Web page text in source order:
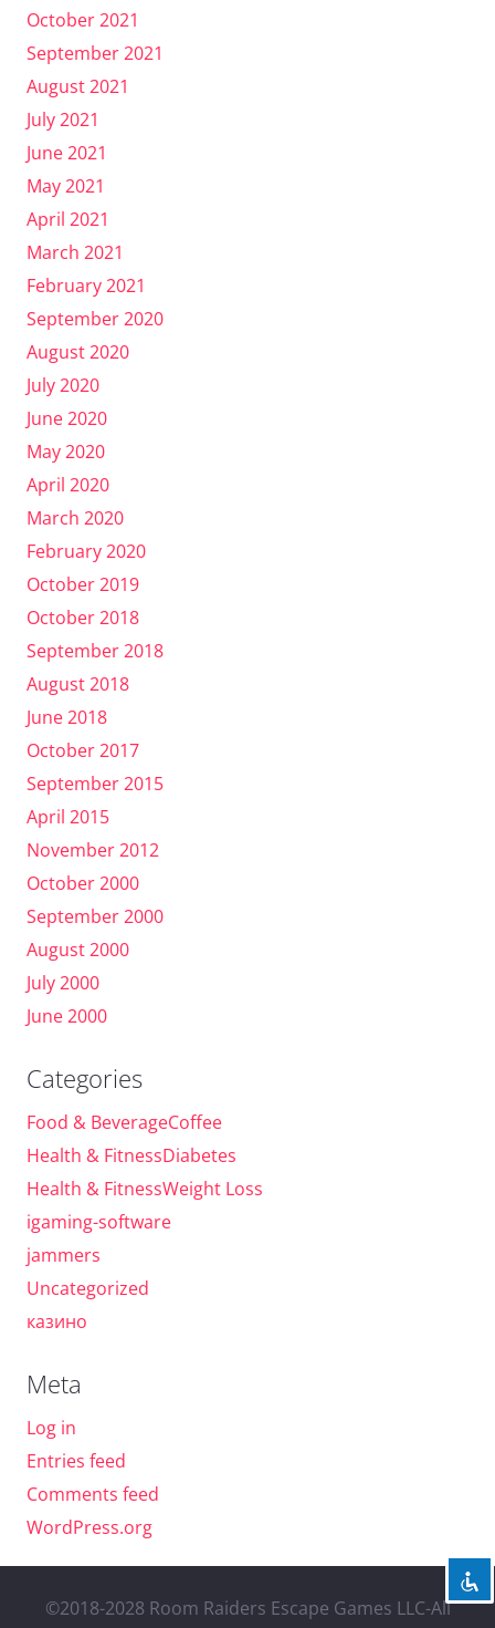
October 2021
September 2021
August 2021
July 2021
June 2021
May 2021
April 2021
March 2021
February 2021
September 2020
August 2020
July 2020
June 2020
May 2020
April 2020
March 2020
February 2020
October 2019
October 2018
September 2018
August 2018
June 2018
October 2017
September 2015
April 2015
November 2012
October 2000
September 2000
August 2000
July 2000
June 2000
Categories
Food & BeverageCoffee
Health & FitnessDiabetes
Health & FitnessWeight Loss
igaming-software
jammers
Uncategorized
казино
Meta
Log in
Entries feed
Comments feed
WordPress.org
©2018-2028 Room Raiders Escape Games LLC-All